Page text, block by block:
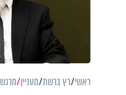
ראשי רץ ברשת מעניין